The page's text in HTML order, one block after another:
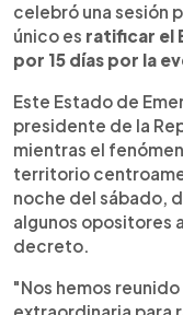
celebró una sesión
único es ratificar el
por 15 días por la
Este Estado de
presidente de la
mientras el
territorio
noche del sábado,
algunos opositores
decreto.
"Nos hemos